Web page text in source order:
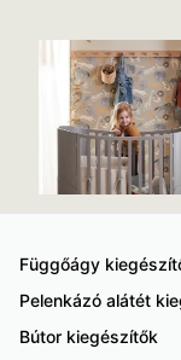
Függőágy
Pelenkázó alátét
Bútor kiegészítők